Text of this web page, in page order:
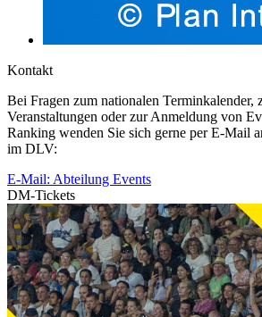
Kontakt
Bei Fragen zum nationalen Terminkalender,
Veranstaltungen oder zur Anmeldung von
Ranking wenden Sie sich gerne per E-Mail
im DLV:
E-Mail: Abteilung Events
DM-Tickets